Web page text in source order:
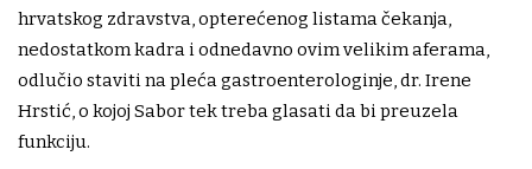
hrvatskog zdravstva, opterećenog listama čekanja,
nedostatkom kadra i odnedavno ovim velikim aferama,
odlučio staviti na pleća gastroenterologinje, dr. Irene
Hrstić, o kojoj Sabor tek treba glasati da bi preuzela
funkciju.